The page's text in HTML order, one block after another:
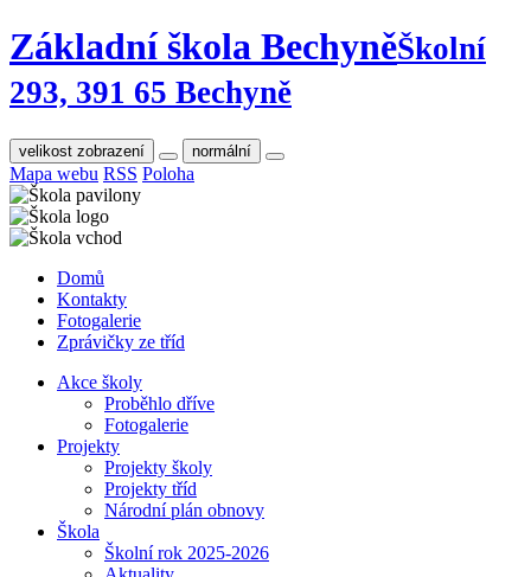
Základní škola BechyněŠkolní
293, 391 65 Bechyně
velikost zobrazení normální
Mapa webu RSS Poloha
Domů
Kontakty
Fotogalerie
Zprávičky ze tříd
Akce školy
Proběhlo dříve
Fotogalerie
Projekty
Projekty školy
Projekty tříd
Národní plán obnovy
Škola
Školní rok 2025-2026